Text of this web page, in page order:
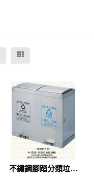
不鏽鋼腳踏分類垃圾